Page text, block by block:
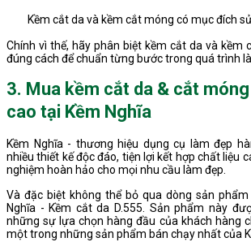
Kềm cắt da và kềm cắt móng có mục đích
Chính vì thế, hãy phân biệt kềm cắt da và kềm
đúng cách để chuẩn từng bước trong quá trình
3. Mua kềm cắt da & cắt
cao tại Kềm Nghĩa
Kềm Nghĩa - thương hiệu dụng cụ làm đẹp
nhiều thiết kế độc đáo, tiện lợi kết hợp chất liệu
nghiệm hoàn hảo cho mọi nhu cầu làm đẹp.
Và đặc biệt không thể bỏ qua dòng sản
Nghĩa - Kềm cắt da D.555. Sản phẩm này
những sự lựa chọn hàng đầu của khách hàng
một trong những sản phẩm bán chạy nhất của